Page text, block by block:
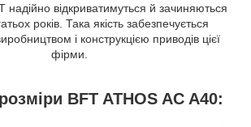
надійно відкриватимуться й зачиняються
років. Така якість забезпечується
і конструкцією приводів цієї
фірми.
BFT ATHOS AC A40: